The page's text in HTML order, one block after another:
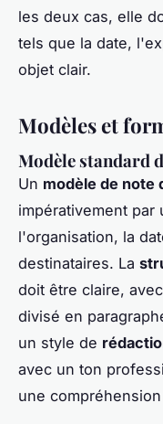
les deux cas, elle
tels que la date,
objet clair.
Modèles et
Modèle standard
Un modèle de note
impérativement
l'organisation, la
destinataires. La
doit être claire,
divisé en
un style de
avec un ton
une